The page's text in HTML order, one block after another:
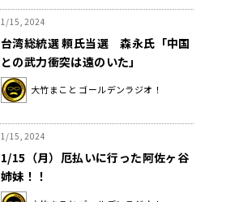
1/15, 2024
台湾総統選 頼氏当選 森永氏「中国
との武力衝突は遠のいた」
大竹まこと ゴールデンラジオ！
1/15, 2024
1/15（月）厄払いに行った阿佐ヶ谷
姉妹！！